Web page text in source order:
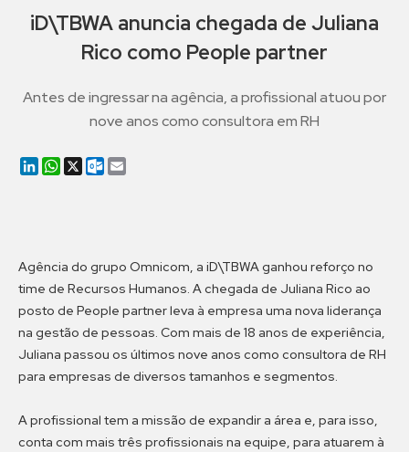
iD\TBWA anuncia chegada de Juliana
Rico como People partner
Antes de ingressar na agência, a profissional atuou por
nove anos como consultora em RH
LinkedIn
WhatsApp
X Outlook.com
Agência do grupo Omnicom, a iD\TBWA ganhou reforço no
time de Recursos Humanos. A chegada de Juliana Rico ao
posto de People partner leva à empresa uma nova liderança
na gestão de pessoas. Com mais de 18 anos de experiência,
Juliana passou os últimos nove anos como consultora de RH
para empresas de diversos tamanhos e segmentos.
A profissional tem a missão de expandir a área e, para isso,
conta com mais três profissionais na equipe, para atuarem à